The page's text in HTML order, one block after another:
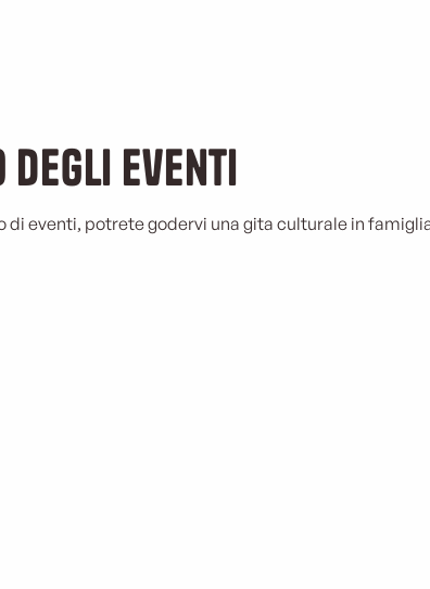
degli eventi
di eventi, potrete godervi una gita culturale in